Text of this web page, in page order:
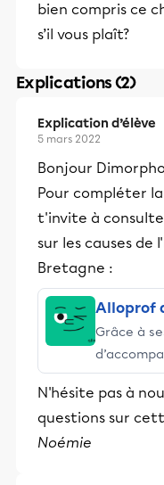
bien compris ce
s’il vous plaît?
Explications (2)
Explication d’élève
5 mars 2022
Bonjour
Pour compléter
t'invite à
sur les causes
Bretagne :
Alloprof
Grâce à
et leurs
éducative.
N'hésite pas à
questions sur
Noémie